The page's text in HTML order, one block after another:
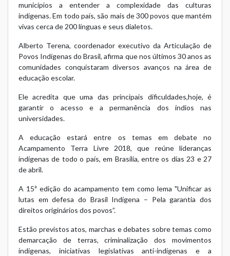
municípios a entender a complexidade das culturas
indígenas. Em todo país, são mais de 300 povos que mantém
vivas cerca de 200 línguas e seus dialetos.
Alberto Terena, coordenador executivo da Articulação de
Povos Indígenas do Brasil, afirma que nos últimos 30 anos as
comunidades conquistaram diversos avanços na área de
educação escolar.
Ele acredita que uma das principais dificuldades,hoje, é
garantir o acesso e a permanência dos índios nas
universidades.
A educação estará entre os temas em debate no
Acampamento Terra Livre 2018, que reúne lideranças
indígenas de todo o país, em Brasília, entre os dias 23 e 27
de abril.
A 15ª edição do acampamento tem como lema "Unificar as
lutas em defesa do Brasil Indígena – Pela garantia dos
direitos originários dos povos”.
Estão previstos atos, marchas e debates sobre temas como
demarcação de terras, criminalização dos movimentos
indígenas, iniciativas legislativas anti-indígenas e a